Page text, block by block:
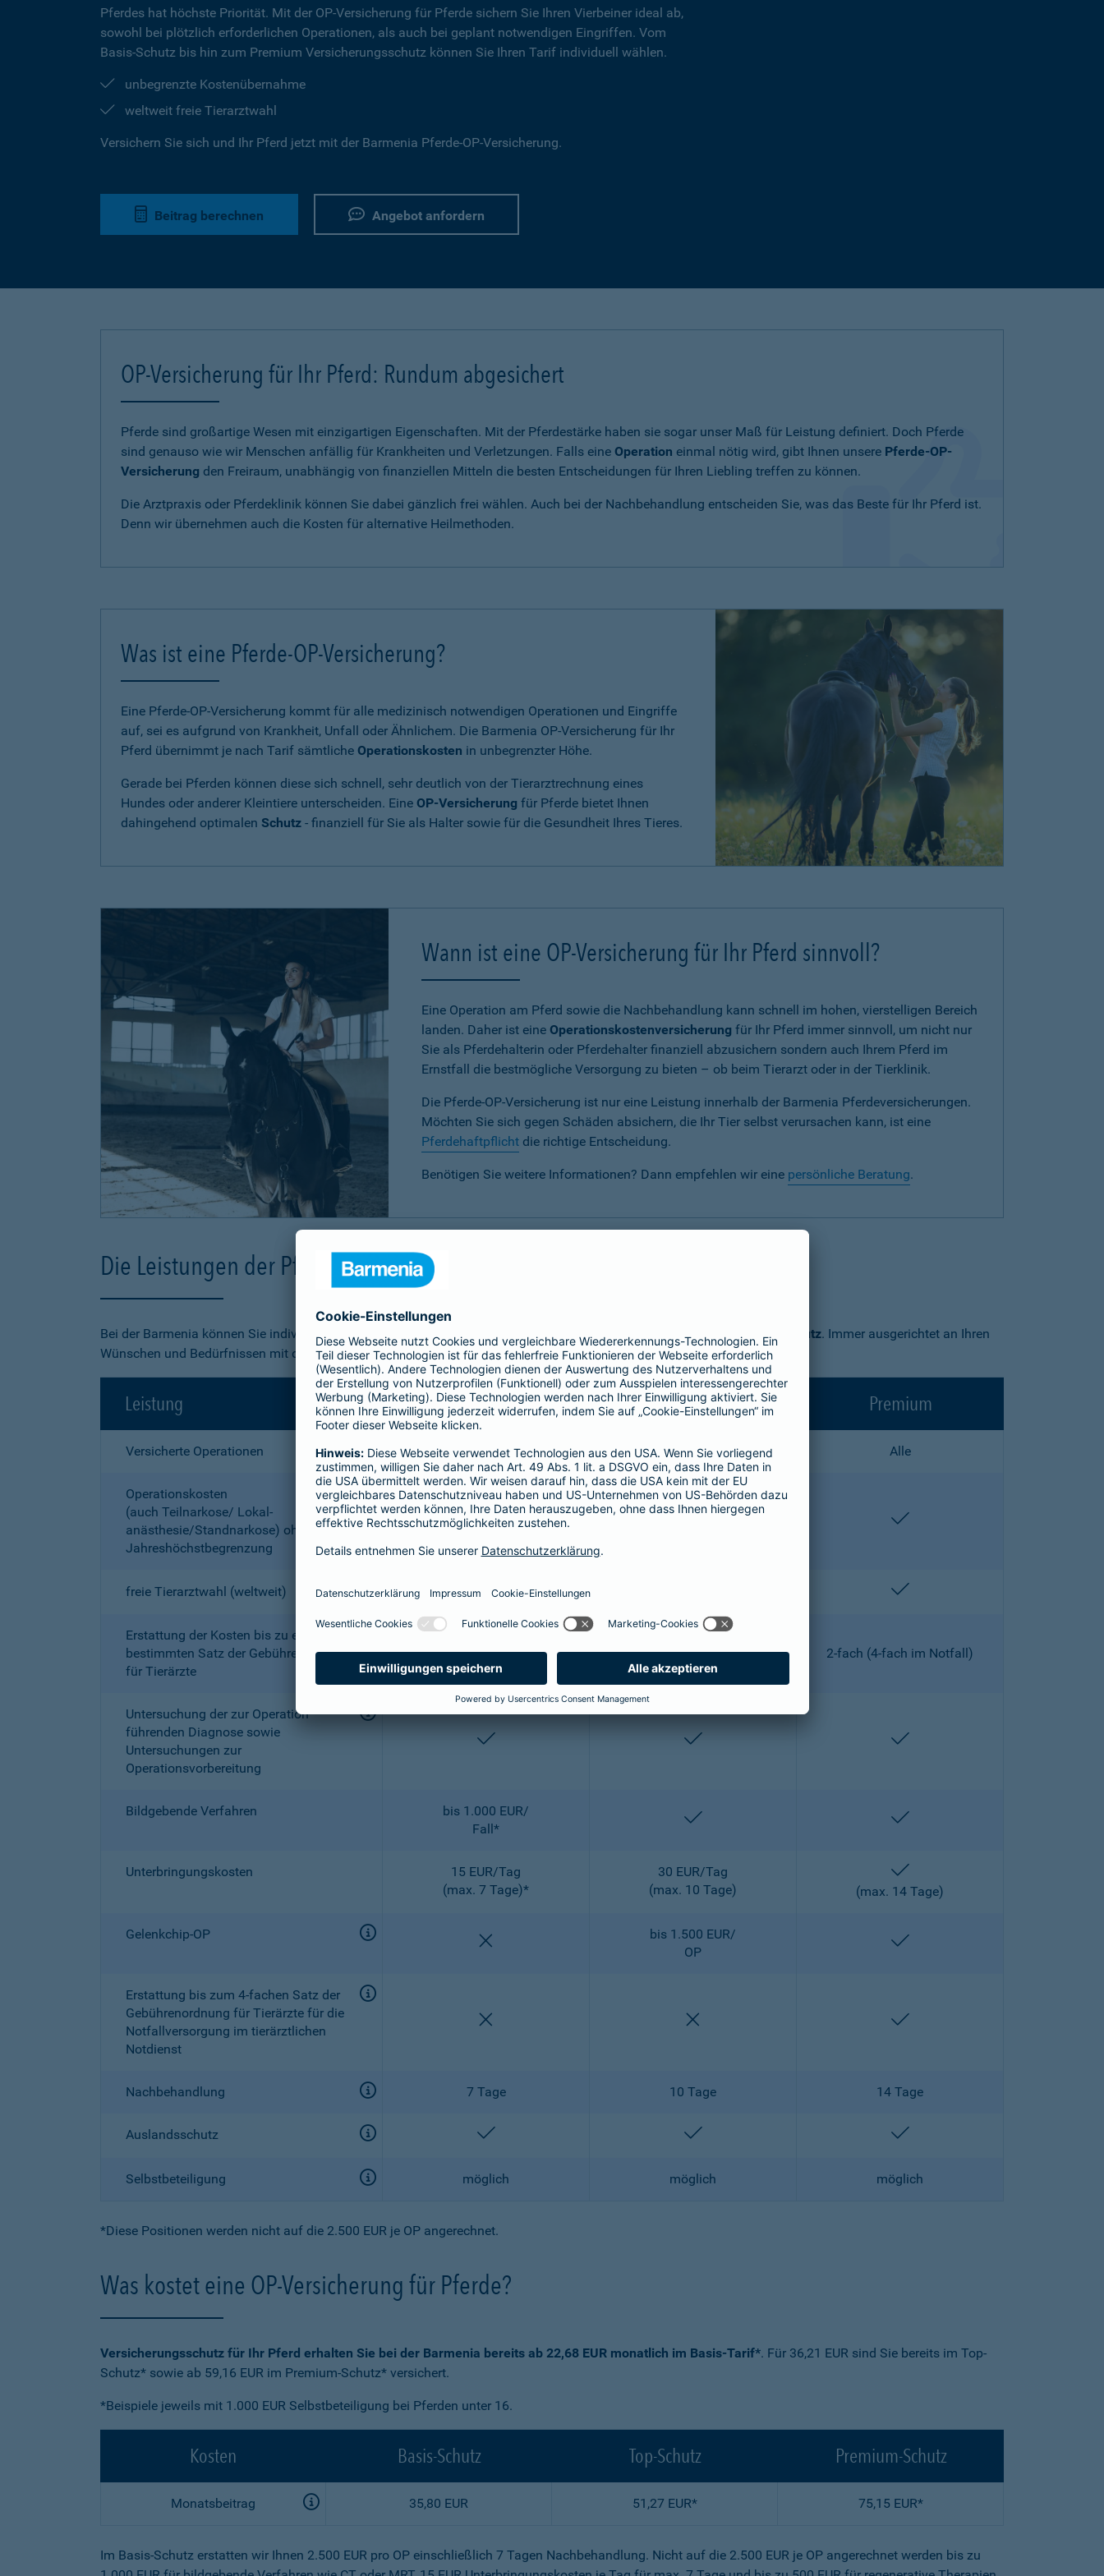
Pferdes hat höchste Priorität. Mit der OP-Versicherung für Pferde sichern Sie Ihren Vierbeiner ideal ab,
sowohl bei plötzlich erforderlichen Operationen, als auch bei geplant notwendigen Eingriffen. Vom
Basis-Schutz bis hin zum Premium Versicherungsschutz können Sie Ihren Tarif individuell wählen.
unbegrenzte Kostenübernahme
weltweit freie Tierarztwahl
Versichern Sie sich und Ihr Pferd jetzt mit der Barmenia Pferde-OP-Versicherung.
Beitrag berechnen Angebot anfordern
OP-Versicherung für Ihr Pferd: Rundum abgesichert
Pferde sind großartige Wesen mit einzigartigen Eigenschaften. Mit der Pferdestärke haben sie sogar unser Maß für Leistung definiert. Doch Pferde
sind genauso wie wir Menschen anfällig für Krankheiten und Verletzungen. Falls eine Operation einmal nötig wird, gibt Ihnen unsere Pferde-OP-
Versicherung den Freiraum, unabhängig von finanziellen Mitteln die besten Entscheidungen für Ihren Liebling treffen zu können.
Die Arztpraxis oder Pferdeklinik können Sie dabei gänzlich frei wählen. Auch bei der Nachbehandlung entscheiden Sie, was das Beste für Ihr Pferd ist.
Denn wir übernehmen auch die Kosten für alternative Heilmethoden.
Was ist eine Pferde-OP-Versicherung?
Eine Pferde-OP-Versicherung kommt für alle medizinisch notwendigen Operationen und Eingriffe
auf, sei es aufgrund von Krankheit, Unfall oder Ähnlichem. Die Barmenia OP-Versicherung für Ihr
Pferd übernimmt je nach Tarif sämtliche Operationskosten in unbegrenzter Höhe.
Gerade bei Pferden können diese sich schnell, sehr deutlich von der Tierarztrechnung eines
Hundes oder anderer Kleintiere unterscheiden. Eine OP-Versicherung für Pferde bietet Ihnen
dahingehend optimalen Schutz - finanziell für Sie als Halter sowie für die Gesundheit Ihres Tieres.
Wann ist eine OP-Versicherung für Ihr Pferd sinnvoll?
Eine Operation am Pferd sowie die Nachbehandlung kann schnell im hohen, vierstelligen Bereich
landen. Daher ist eine Operationskostenversicherung für Ihr Pferd immer sinnvoll, um nicht nur
Sie als Pferdehalterin oder Pferdehalter finanziell abzusichern sondern auch Ihrem Pferd im
Ernstfall die bestmögliche Versorgung zu bieten – ob beim Tierarzt oder in der Tierklinik.
Die Pferde-OP-Versicherung ist nur eine Leistung innerhalb der Barmenia Pferdeversicherungen.
Möchten Sie sich gegen Schäden absichern, die Ihr Tier selbst verursachen kann, ist eine
Pferdehaftpflicht die richtige Entscheidung.
Benötigen Sie weitere Informationen? Dann empfehlen wir eine persönliche Beratung.
Die Leistungen der Pferde-OP-Versicherung im Vergleich
Bei der Barmenia können Sie individuell aus 3 verschiedenen Tarifen für Ihr Pferd wählen: Basis-, Top- oder Premium-Schutz. Immer ausgerichtet an Ihren
Wünschen und Bedürfnissen mit dem besten Preis-Leistungsverhältnis.
Leistung Basis Top Premium
Versicherte Operationen Alle Alle Alle
Operationskosten
(auch Teilnarkose/ Lokal­
anästhesie/Standnarkose) ohne
Jahreshöchstbe­grenzung
bis 2.500 EUR/
OP
enthalten enthalten
freie Tierarztwahl (weltweit) enthalten enthalten
Erstattung der Kosten bis zu einem
bestimmten Satz der Gebührenordnung
für Tierärzte
2-fach 2-fach 2-fach (4-fach im Notfall)
Untersuchung der zur Operation
führenden Diagnose sowie
Untersuchungen zur
Operationsvorbereitung
enthalten enthalten enthalten
Bildgebende Verfahren
bis 1.000 EUR/
Fall*
enthalten enthalten
Unterbringungskosten
15 EUR/Tag
(max. 7 Tage)*
30 EUR/Tag
(max. 10 Tage)
enthalten
(max. 14 Tage)
Gelenkchip-OP
bis 1.500 EUR/
OP
enthalten
Erstattung bis zum 4-fachen Satz der
Gebührenordnung für Tierärzte für die
Notfallversorgung im tierärztlichen
Notdienst
enthalten
Nachbehandlung 7 Tage 10 Tage 14 Tage
Auslandsschutz enthalten enthalten enthalten
Selbstbeteiligung möglich möglich möglich
*Diese Positionen werden nicht auf die 2.500 EUR je OP angerechnet.
Was kostet eine OP-Versicherung für Pferde?
Versicherungsschutz für Ihr Pferd erhalten Sie bei der Barmenia bereits ab 22,68 EUR monatlich im Basis-Tarif*. Für 36,21 EUR sind Sie bereits im Top-
Schutz* sowie ab 59,16 EUR im Premium-Schutz* versichert.
*Beispiele jeweils mit 1.000 EUR Selbstbeteiligung bei Pferden unter 16.
Kosten Basis-Schutz Top-Schutz Premium-Schutz
Monatsbeitrag 35,80 EUR 51,27 EUR* 75,15 EUR*
Im Basis-Schutz erstatten wir Ihnen 2.500 EUR pro OP einschließlich 7 Tagen Nachbehandlung. Nicht auf die 2.500 EUR je OP angerechnet werden bis zu